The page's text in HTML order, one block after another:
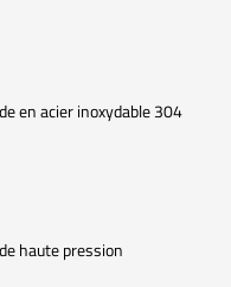
en acier inoxydable 304
haute pression